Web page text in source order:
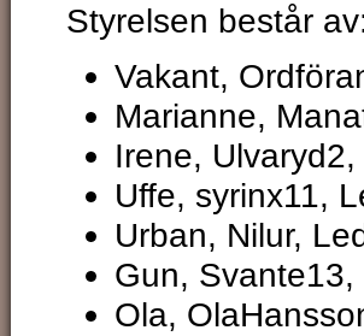
Styrelsen består
Vakant,
Marianne,
Irene,
Uffe, syrinx11,
Urban, Nilur,
Gun,
Ola,